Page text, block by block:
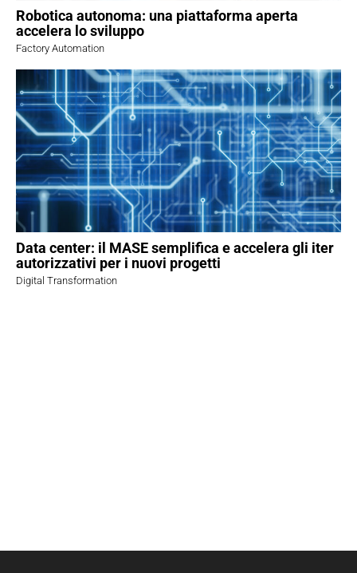
Robotica autonoma: una piattaforma aperta
accelera lo sviluppo
Factory Automation
Data center: il MASE semplifica e accelera gli iter
autorizzativi per i nuovi progetti
Digital Transformation